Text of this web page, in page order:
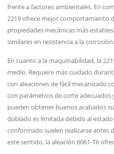
frente a factores ambientales. En
2219 ofrece mejor comportamiento
propiedades mecánicas más
similares en resistencia a la corrosión.
En cuanto a la maquinabilidad, la
medio. Requiere más cuidado
con aleaciones de fácil mecanizado
con parámetros de corte adecuados
pueden obtener buenos acabados
doblado es limitada debido al
conformado suelen realizarse antes
este sentido, la aleación 6061-T6